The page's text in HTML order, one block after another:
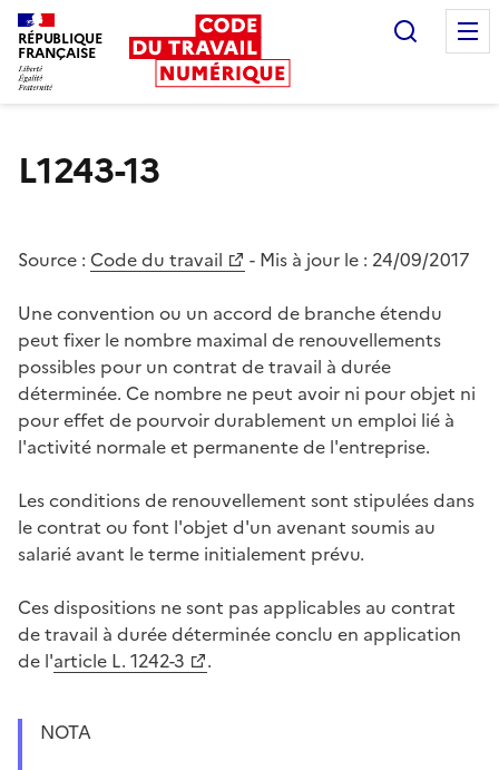
RÉPUBLIQUE
FRANÇAISE
L1243-13
Source : Code du travail - Mis à jour le : 24/09/2017
Une convention ou un accord de branche étendu
peut fixer le nombre maximal de renouvellements
possibles pour un contrat de travail à durée
déterminée. Ce nombre ne peut avoir ni pour objet ni
pour effet de pourvoir durablement un emploi lié à
l'activité normale et permanente de l'entreprise.
Les conditions de renouvellement sont stipulées dans
le contrat ou font l'objet d'un avenant soumis au
salarié avant le terme initialement prévu.
Ces dispositions ne sont pas applicables au contrat
de travail à durée déterminée conclu en application
de l'article L. 1242-3 .
NOTA